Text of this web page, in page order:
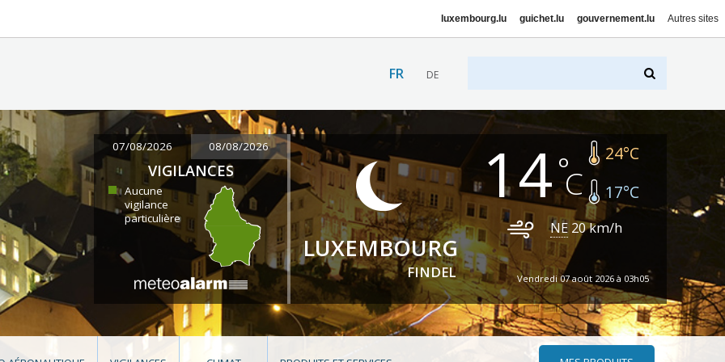
luxembourg.lu guichet.lu gouvernement.lu Autres sites
FR DE
07/08/2026 08/08/2026
VIGILANCES
Aucune
vigilance
particulière
LUXEMBOURG
FINDEL
14 24°C
17°C
NE 20km/h
Vendredi 07 août 2026 à 03h05